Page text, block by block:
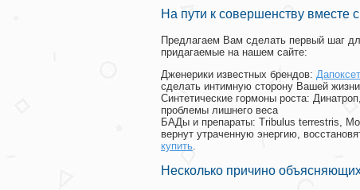
На пути к совершенству вместе
Предлагаем Вам сделать первый шаг
придагаемые на нашем сайте:
Дженерики известных брендов:
сделать интимную сторону Вашей
Синтетические гормоны роста:
проблемы лишнего веса
БАДы и препараты: Tribulus terrestris,
вернут утраченную энергию,
купить.
Несколько причино